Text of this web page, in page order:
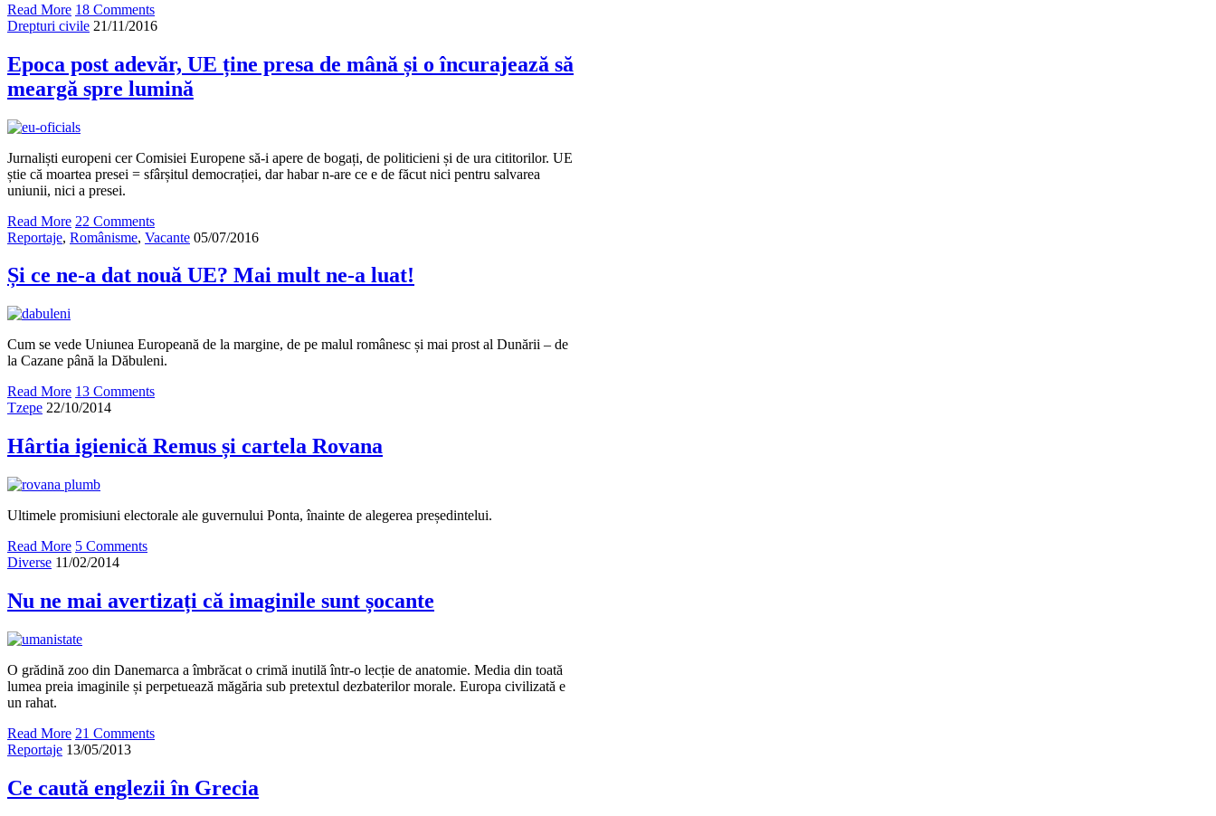
Read More 18 Comments
Drepturi civile 21/11/2016
Epoca post adevăr, UE ține presa de mână și o încurajează să
meargă spre lumină
Jurnaliști europeni cer Comisiei Europene să-i apere de bogați, de politicieni și de ura cititorilor. UE
știe că moartea presei = sfârșitul democrației, dar habar n-are ce e de făcut nici pentru salvarea
uniunii, nici a presei.
Read More 22 Comments
Reportaje, Românisme, Vacante 05/07/2016
Și ce ne-a dat nouă UE? Mai mult ne-a luat!
Cum se vede Uniunea Europeană de la margine, de pe malul românesc și mai prost al Dunării – de
la Cazane până la Dăbuleni.
Read More 13 Comments
Tzepe 22/10/2014
Hârtia igienică Remus și cartela Rovana
Ultimele promisiuni electorale ale guvernului Ponta, înainte de alegerea președintelui.
Read More 5 Comments
Diverse 11/02/2014
Nu ne mai avertizați că imaginile sunt șocante
O grădină zoo din Danemarca a îmbrăcat o crimă inutilă într-o lecție de anatomie. Media din toată
lumea preia imaginile și perpetuează măgăria sub pretextul dezbaterilor morale. Europa civilizată e
un rahat.
Read More 21 Comments
Reportaje 13/05/2013
Ce caută englezii în Grecia